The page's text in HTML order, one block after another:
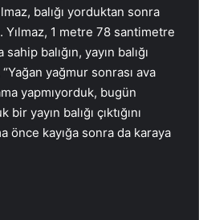
balığı yorduktan sonra
Yılmaz, 1 metre 78 santimetre
balığın, yayın balığı
yağmur sonrası ava
yapmıyorduk, bugün
yayın balığı çıktığını
önce kayığa sonra da karaya